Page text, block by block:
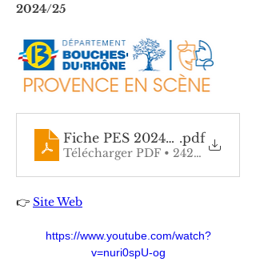
2024/25
Fiche PES 2024-.pdf
Télécharger PDF • 242KB
👉 Site Web
https://www.youtube.com/watch?
v=nuri0spU-og